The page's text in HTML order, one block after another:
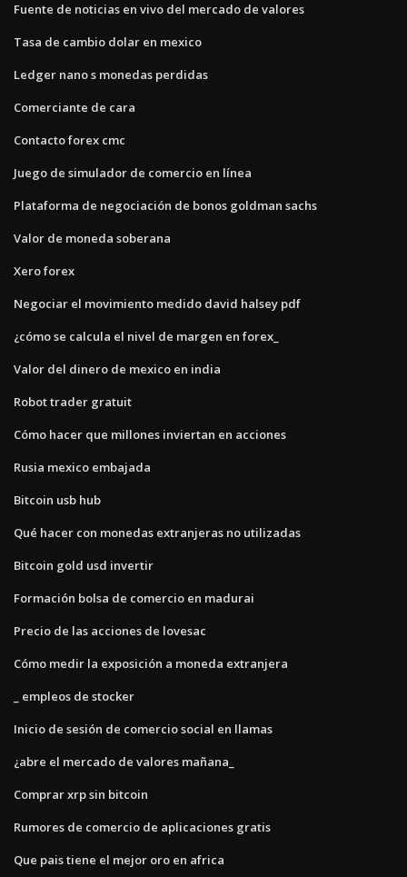
Fuente de noticias en vivo del mercado de valores
Tasa de cambio dolar en mexico
Ledger nano s monedas perdidas
Comerciante de cara
Contacto forex cmc
Juego de simulador de comercio en línea
Plataforma de negociación de bonos goldman sachs
Valor de moneda soberana
Xero forex
Negociar el movimiento medido david halsey pdf
¿cómo se calcula el nivel de margen en forex_
Valor del dinero de mexico en india
Robot trader gratuit
Cómo hacer que millones inviertan en acciones
Rusia mexico embajada
Bitcoin usb hub
Qué hacer con monedas extranjeras no utilizadas
Bitcoin gold usd invertir
Formación bolsa de comercio en madurai
Precio de las acciones de lovesac
Cómo medir la exposición a moneda extranjera
_ empleos de stocker
Inicio de sesión de comercio social en llamas
¿abre el mercado de valores mañana_
Comprar xrp sin bitcoin
Rumores de comercio de aplicaciones gratis
Que pais tiene el mejor oro en africa